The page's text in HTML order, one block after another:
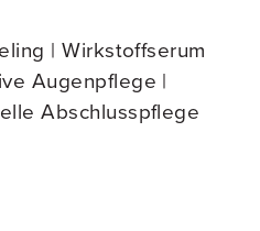
| Wirkstoffserum
Augenpflege |
Abschlusspflege